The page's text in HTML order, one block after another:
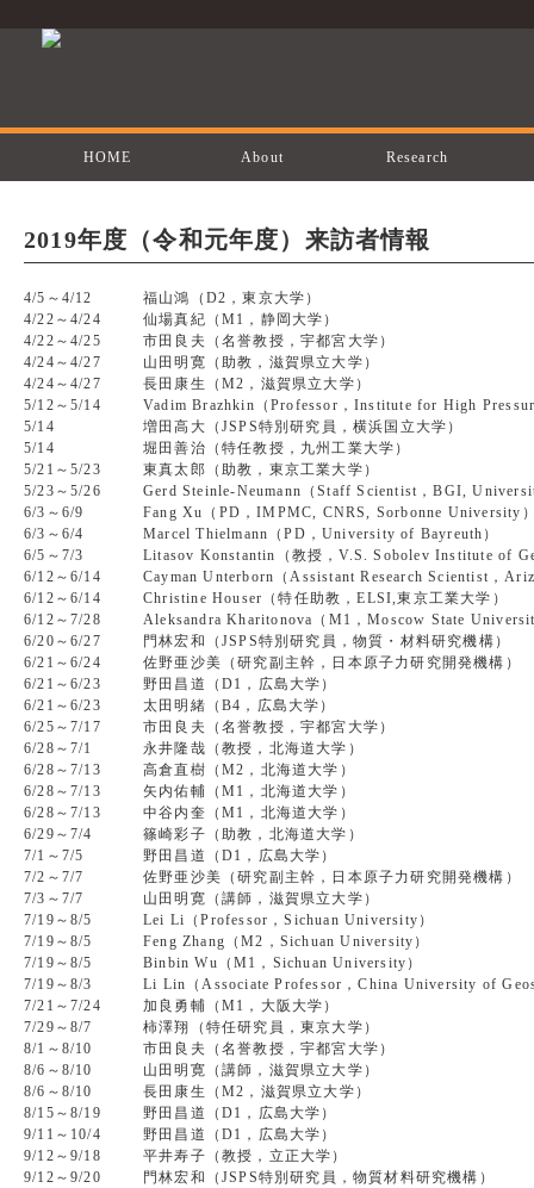
HOME About Research
2019年度（令和元年度）来訪者情報
4/5～4/12
福山鴻（D2，東京大学）
4/22～4/24
仙場真紀（M1，静岡大学）
4/22～4/25
市田良夫（名誉教授，宇都宮大学）
4/24～4/27
山田明寛（助教，滋賀県立大学）
4/24～4/27
長田康生（M2，滋賀県立大学）
5/12～5/14
Vadim Brazhkin（Professor，Institute for High
5/14
増田高大（JSPS特別研究員，横浜国立大学）
5/14
堀田善治（特任教授，九州工業大学）
5/21～5/23
東真太郎（助教，東京工業大学）
5/23～5/26
Gerd Steinle-Neumann（Staff Scientist，BGI,
6/3～6/9
Fang Xu（PD，IMPMC, CNRS, Sorbonne University
6/3～6/4
Marcel Thielmann（PD，University of Bayreuth）
6/5～7/3
Litasov Konstantin（教授，V.S. Sobolev Institute of
6/12～6/14
Cayman Unterborn（Assistant Research Scientist，
6/12～6/14
Christine Houser（特任助教，ELSI,東京工業大学）
6/12～7/28
Aleksandra Kharitonova（M1，Moscow State
6/20～6/27
門林宏和（JSPS特別研究員，物質・材料研究機構）
6/21～6/24
佐野亜沙美（研究副主幹，日本原子力研究開発機構）
6/21～6/23
野田昌道（D1，広島大学）
6/21～6/23
太田明緒（B4，広島大学）
6/25～7/17
市田良夫（名誉教授，宇都宮大学）
6/28～7/1
永井隆哉（教授，北海道大学）
6/28～7/13
高倉直樹（M2，北海道大学）
6/28～7/13
矢内佑輔（M1，北海道大学）
6/28～7/13
中谷内奎（M1，北海道大学）
6/29～7/4
篠崎彩子（助教，北海道大学）
7/1～7/5
野田昌道（D1，広島大学）
7/2～7/7
佐野亜沙美（研究副主幹，日本原子力研究開発機構）
7/3～7/7
山田明寛（講師，滋賀県立大学）
7/19～8/5
Lei Li（Professor，Sichuan University）
7/19～8/5
Feng Zhang（M2，Sichuan University）
7/19～8/5
Binbin Wu（M1，Sichuan University）
7/19～8/3
Li Lin（Associate Professor，China University of
7/21～7/24
加良勇輔（M1，大阪大学）
7/29～8/7
柿澤翔（特任研究員，東京大学）
8/1～8/10
市田良夫（名誉教授，宇都宮大学）
8/6～8/10
山田明寛（講師，滋賀県立大学）
8/6～8/10
長田康生（M2，滋賀県立大学）
8/15～8/19
野田昌道（D1，広島大学）
9/11～10/4
野田昌道（D1，広島大学）
9/12～9/18
平井寿子（教授，立正大学）
9/12～9/20
門林宏和（JSPS特別研究員，物質材料研究機構）